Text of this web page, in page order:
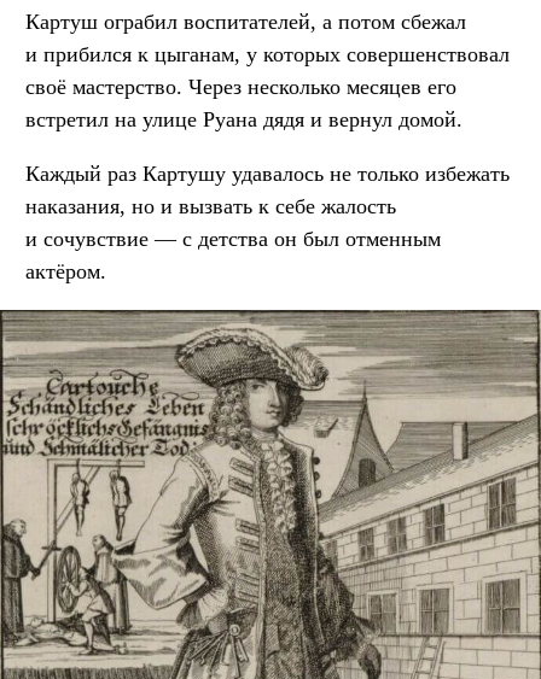
Картуш ограбил воспитателей, а потом сбежал
и прибился к цыганам, у которых совершенствовал
своё мастерство. Через несколько месяцев его
встретил на улице Руана дядя и вернул домой.
Каждый раз Картушу удавалось не только избежать
наказания, но и вызвать к себе жалость
и сочувствие — с детства он был отменным
актёром.